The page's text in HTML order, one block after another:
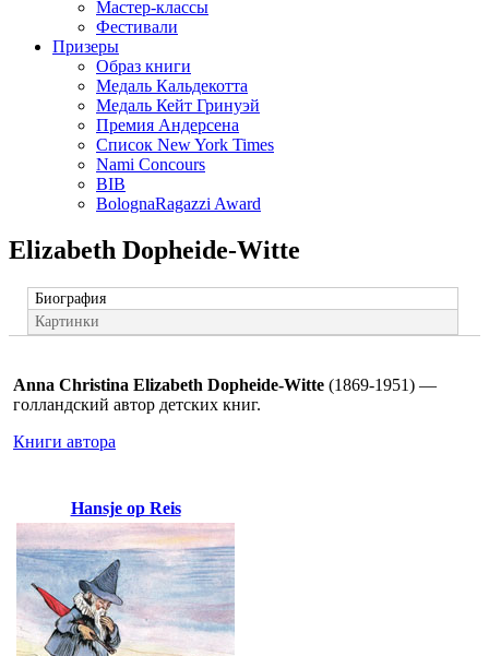
Мастер-классы
Фестивали
Призеры
Образ книги
Медаль Кальдекотта
Медаль Кейт Гринуэй
Премия Андерсена
Список New York Times
Nami Concours
BIB
BolognaRagazzi Award
Elizabeth Dopheide-Witte
Биография
Картинки
Anna Christina Elizabeth Dopheide-Witte (1869-1951) —
голландский автор детских книг.
Книги автора
Hansje op Reis